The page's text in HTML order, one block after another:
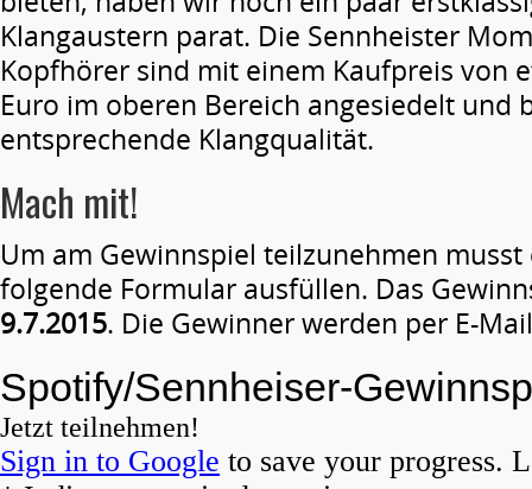
Klangaustern parat. Die Sennheister
Kopfhörer sind mit einem Kaufpreis von
Euro im oberen Bereich angesiedelt und
entsprechende Klangqualität.
Mach mit!
Um am Gewinnspiel teilzunehmen
folgende Formular ausfüllen. Das
9.7.2015. Die Gewinner werden per E-